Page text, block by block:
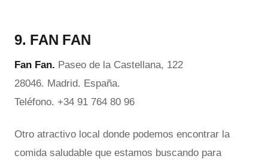
9. FAN FAN
Fan Fan. Paseo de la Castellana, 122
28046. Madrid. España.
Teléfono. +34 91 764 80 96
Otro atractivo local donde podemos encontrar la
comida saludable que estamos buscando para